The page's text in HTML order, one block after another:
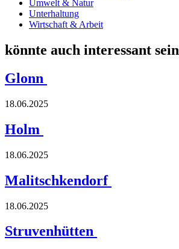
Umwelt & Natur
Unterhaltung
Wirtschaft & Arbeit
könnte auch interessant sein
Glonn
18.06.2025
Holm
18.06.2025
Malitschkendorf
18.06.2025
Struvenhütten